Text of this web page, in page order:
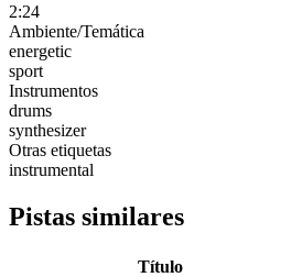
2:24
Ambiente/Temática
energetic
sport
Instrumentos
drums
synthesizer
Otras etiquetas
instrumental
Pistas similares
Título